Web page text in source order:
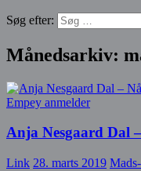
Søg efter:
Månedsarkiv:
Empey anmelder
Anja Nesgaard Dal
Link 28. marts 2019